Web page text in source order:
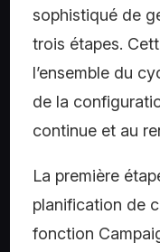
sophistiqué de
trois étapes.
l’ensemble du
de la
continue et au
La première
planification de
fonction